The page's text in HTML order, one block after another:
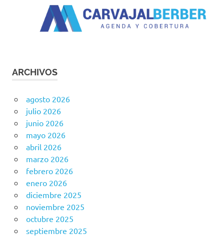
ARCHIVOS
agosto 2026
julio 2026
junio 2026
mayo 2026
abril 2026
marzo 2026
febrero 2026
enero 2026
diciembre 2025
noviembre 2025
octubre 2025
septiembre 2025